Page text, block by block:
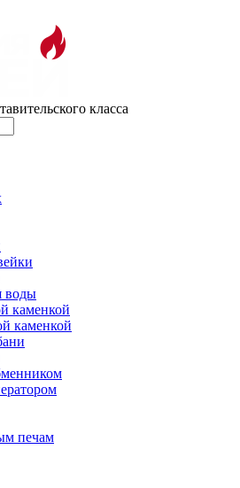
класса
воды
каменкой
каменкой
печам